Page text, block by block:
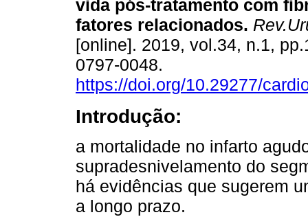
vida pós-tratamento com
fatores relacionados.
[online]. 2019, vol.34, n.1,
0797-0048.
https://doi.org/10.29277/
Introdução:
a mortalidade no infarto
supradesnivelamento do
há evidências que sugerem
a longo prazo.